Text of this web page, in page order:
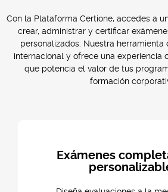
Con la Plataforma Certione, accedes a
crear, administrar y certificar
personalizados. Nuestra
internacional y ofrece una experiencia
que potencia el valor de tus
formación
Exámenes